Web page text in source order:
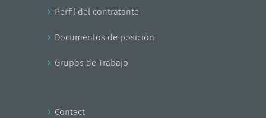
Perfil del contratante
Documentos de posición
Grupos de Trabajo
Contact